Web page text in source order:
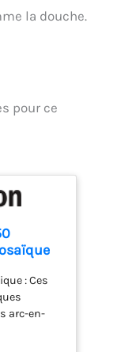
la douche.
pour ce
: Ces
arc-en-
des